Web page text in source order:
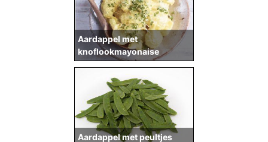
Aardappel met
knoflookmayonaise
Aardappel met peultjes